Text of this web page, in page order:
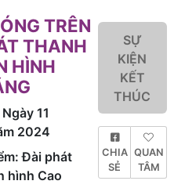
TRÊN
THANH
HÌNH
11
2024
Đài phát
hình Cao
SỰ
KIỆN
KẾT
THÚC
CHIA
SẺ
QUAN
TÂM